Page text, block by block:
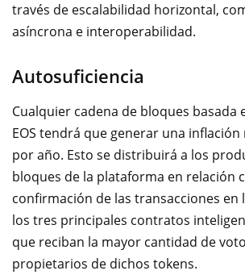
través de escalabilidad horizontal,
asíncrona e interoperabilidad.
Autosuficiencia
Cualquier cadena de bloques basada
EOS tendrá que generar una
por año. Esto se distribuirá a los
bloques de la plataforma en relación
confirmación de las transacciones en
los tres principales contratos
que reciban la mayor cantidad de
propietarios de dichos tokens.